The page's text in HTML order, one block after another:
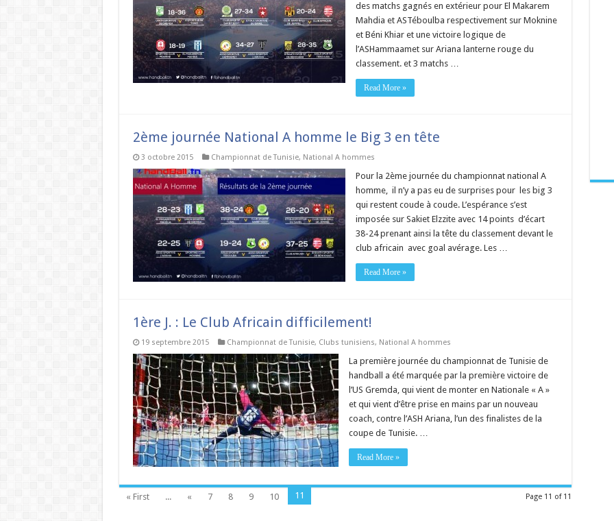
des matchs gagnés en extérieur pour El Makarem
Mahdia et ASTéboulba respectivement sur Moknine
et Béni Khiar et une victoire logique de
l’ASHammaamet sur Ariana lanterne rouge du
classement. et 3 matchs …
Read More »
2ème journée National A homme le Big 3 en tête
3 octobre 2015 Championnat de Tunisie, National A hommes
Pour la 2ème journée du championnat national A
homme, il n’y a pas eu de surprises pour les big 3
qui restent coude à coude. L’espérance s’est
imposée sur Sakiet Elzzite avec 14 points d’écart
38-24 prenant ainsi la tête du classement devant le
club africain avec goal avérage. Les …
Read More »
1ère J. : Le Club Africain difficilement!
19 septembre 2015 Championnat de Tunisie, Clubs tunisiens, National A hommes
La première journée du championnat de Tunisie de
handball a été marquée par la première victoire de
l’US Gremda, qui vient de monter en Nationale « A »
et qui vient d’être prise en mains par un nouveau
coach, contre l’ASH Ariana, l’un des finalistes de la
coupe de Tunisie. …
Read More »
Page 11 of 11
« First ... « 7 8 9 10 11